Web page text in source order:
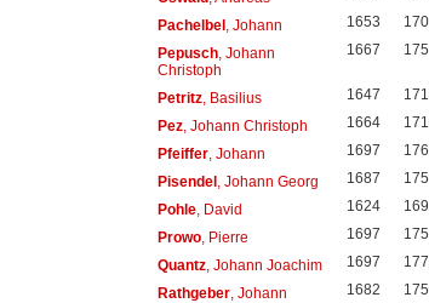
Pachelbel, Johann 1653
Pepusch, Johann
Christoph
1667
Petritz, Basilius 1647
Pez, Johann Christoph 1664
Pfeiffer, Johann 1697
Pisendel, Johann Georg 1687
Pohle, David 1624
Prowo, Pierre 1697
Quantz, Johann Joachim 1697
Rathgeber, Johann
1682